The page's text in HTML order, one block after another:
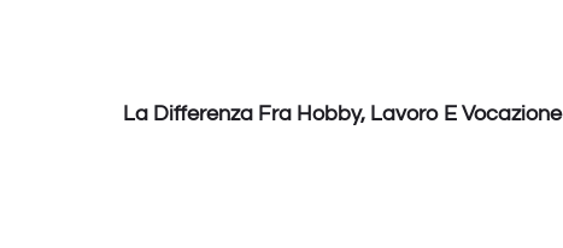
La Differenza Fra Hobby, Lavoro E Vocazione